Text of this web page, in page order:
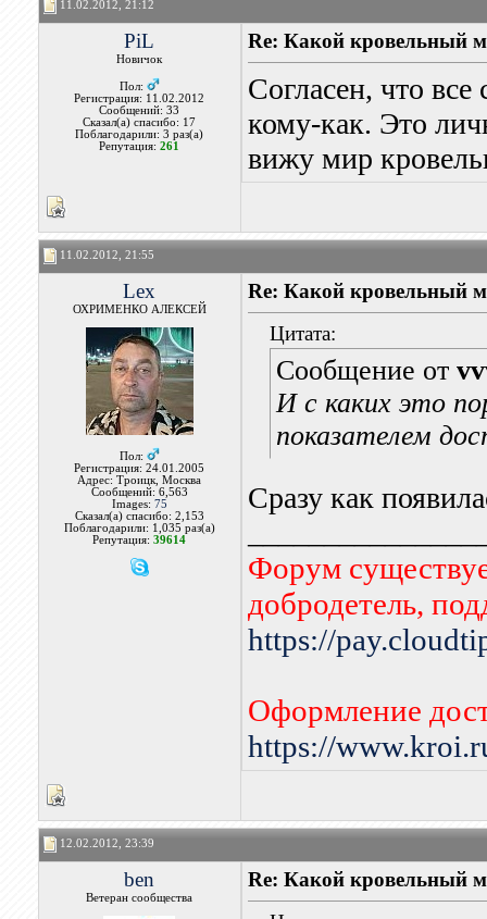
11.02.2012, 21:12
PiL
Новичок
Пол:
Регистрация: 11.02.2012
Сообщений: 33
Сказал(а) спасибо: 17
Поблагодарили: 3 раз(а)
Репутация:261
Re: Какой кровельный
Согласен, что
кому-как. Это
вижу мир
11.02.2012, 21:55
Lex
ОХРИМЕНКО АЛЕКСЕЙ
Пол:
Регистрация: 24.01.2005
Адрес: Троицк, Москва
Сообщений: 6,563
Images: 75
Сказал(а) спасибо: 2,153
Поблагодарили: 1,035 раз(а)
Репутация:39614
Re: Какой кровельный
Цитата:
Сообщение от
И с каких это
показателем
Сразу как
Форум
добродетель,
https://
Оформление
https://
12.02.2012, 23:39
ben
Ветеран сообщества
Re: Какой кровельный